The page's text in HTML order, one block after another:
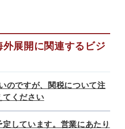
外展開に関連するビジ
のですが、関税について注
てください
定しています。営業にあたり